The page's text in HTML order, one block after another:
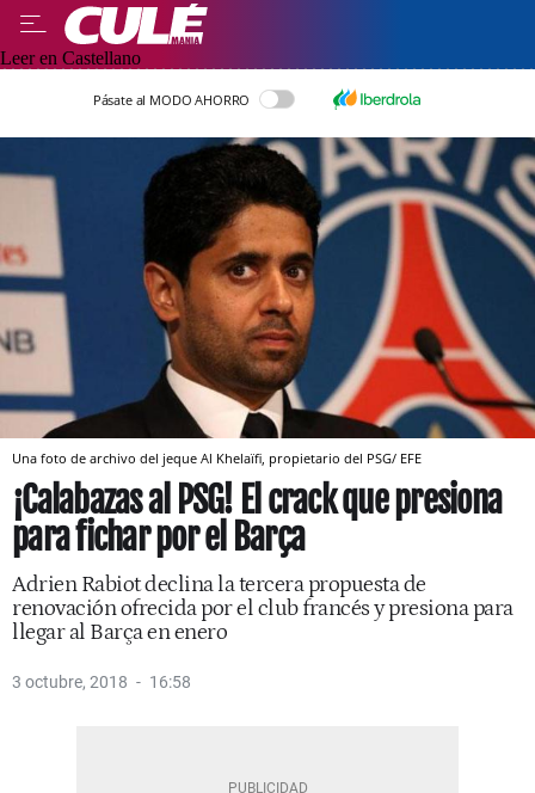
Leer en Castellano
Pásate al MODO AHORRO
Una foto de archivo del jeque Al Khelaïfi, propietario del PSG/ EFE
¡Calabazas al PSG! El crack que presiona
para fichar por el Barça
Adrien Rabiot declina la tercera propuesta de
renovación ofrecida por el club francés y presiona para
llegar al Barça en enero
3 octubre, 2018 16:58